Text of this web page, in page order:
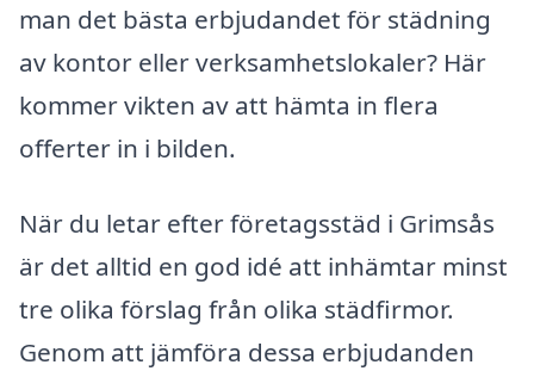
man det bästa erbjudandet för städning
av kontor eller verksamhetslokaler? Här
kommer vikten av att hämta in flera
offerter in i bilden.
När du letar efter företagsstäd i Grimsås
är det alltid en god idé att inhämtar minst
tre olika förslag från olika städfirmor.
Genom att jämföra dessa erbjudanden